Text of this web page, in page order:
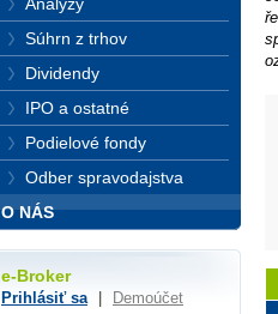
Súhrn z trhov
Dividendy
IPO a ostatné
Podielové fondy
Odber spravodajstva
O NÁS
e-Broker
Prihlásiť sa Demoúčet